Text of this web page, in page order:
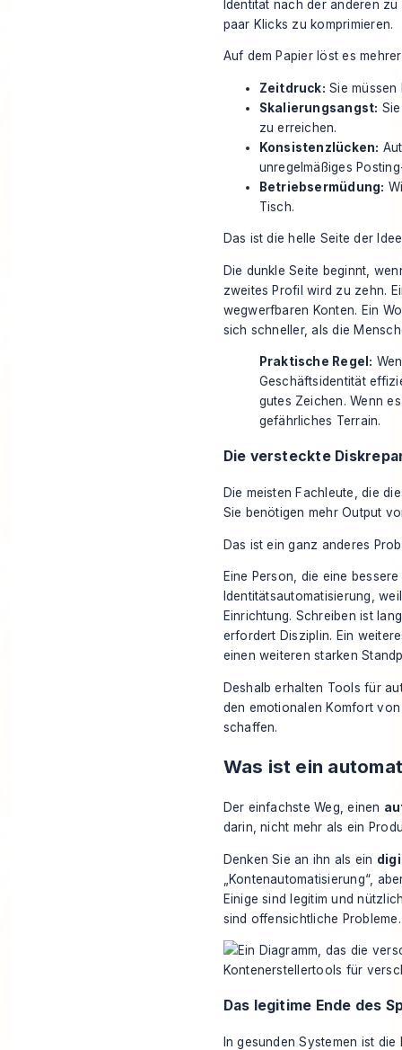
Identität nach der anderen
paar Klicks zu komprimieren.
Auf dem Papier löst es
Zeitdruck: Sie
Skalierungsangst:
zu erreichen.
Konsistenzlücken:
unregelmäßiges
Betriebsermüdung:
Tisch.
Das ist die helle Seite der
Die dunkle Seite beginnt,
zweites Profil wird zu zehn.
wegwerfbaren Konten. Ein
sich schneller, als die
Praktische Regel:
Geschäftsidentität
gutes Zeichen. Wenn
gefährliches Terrain.
Die versteckte
Die meisten Fachleute, die
Sie benötigen mehr Output
Das ist ein ganz anderes
Eine Person, die eine
Identitätsautomatisierung,
Einrichtung. Schreiben ist
erfordert Disziplin. Ein
einen weiteren starken
Deshalb erhalten Tools für
den emotionalen Komfort
schaffen.
Was ist ein
Der einfachste Weg, einen
darin, nicht mehr als ein
Denken Sie an ihn als ein
„Kontenautomatisierung“,
Einige sind legitim und
sind offensichtliche Probleme.
Das legitime Ende des
In gesunden Systemen ist